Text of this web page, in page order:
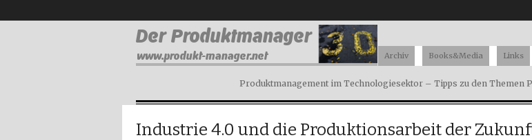
Produktmanagement im Technologiesektor – Tipps zu den Themen
Archiv Books&Media Links
Industrie 4.0 und die Produktionsarbeit der